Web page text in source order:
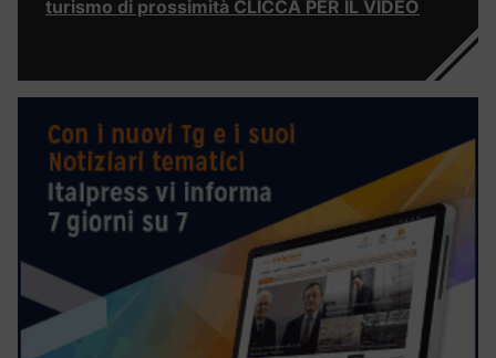
turismo di prossimità CLICCA PER IL VIDEO